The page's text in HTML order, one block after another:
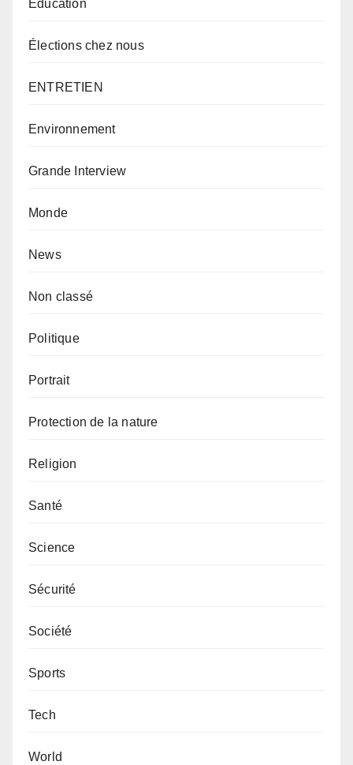
Éducation
Élections chez nous
ENTRETIEN
Environnement
Grande Interview
Monde
News
Non classé
Politique
Portrait
Protection de la nature
Religion
Santé
Science
Sécurité
Société
Sports
Tech
World